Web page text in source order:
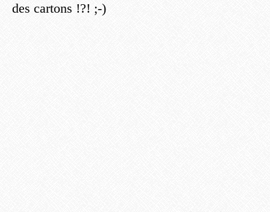
des cartons !?! ;-)